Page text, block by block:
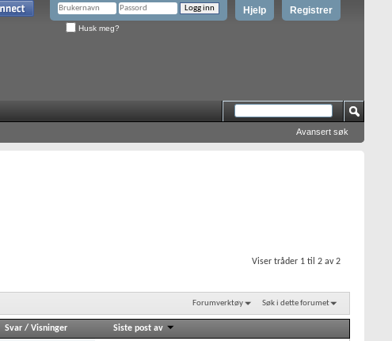
Registrer
Hjelp
Husk meg?
Avansert søk
Viser tråder 1 til 2 av 2
Forumverktøy Søk i dette forumet
Svar/ Visninger Siste post av